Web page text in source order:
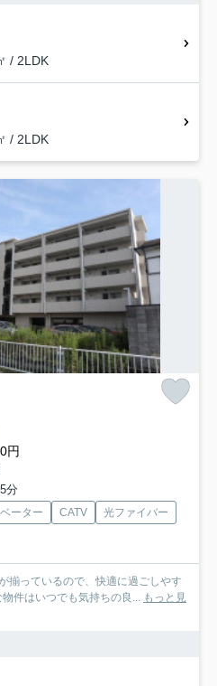
/ 2LDK
/ 2LDK
円
分
ーター CATV
光ファイバー
揃っているので、快適に過ごしやす
件はいつでも気持ちの良... もっと見